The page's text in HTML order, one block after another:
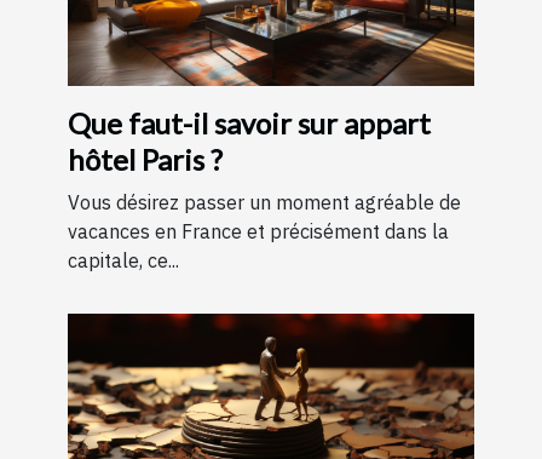
Que faut-il savoir sur appart
hôtel Paris ?
Vous désirez passer un moment agréable de
vacances en France et précisément dans la
capitale, ce...